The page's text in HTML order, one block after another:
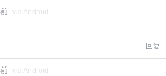
via Android
回复
via Android